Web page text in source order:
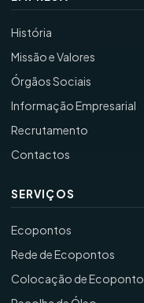
História
Missão e Valores
Órgãos Sociais
Informação Empresarial
Recrutamento
Contactos
SERVIÇOS
Ecopontos
Rede de Ecopontos
Colocação de Ecoponto